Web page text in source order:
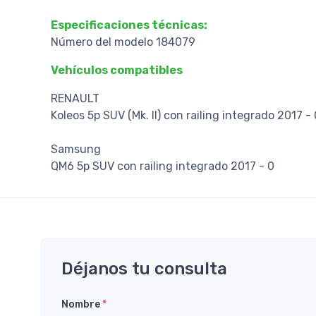
Especificaciones técnicas:
Número del modelo 184079
Vehículos compatibles
RENAULT
Koleos 5p SUV (Mk. II) con railing integrado 2017 -
Samsung
QM6 5p SUV con railing integrado 2017 - 0
Déjanos tu consulta
Nombre*